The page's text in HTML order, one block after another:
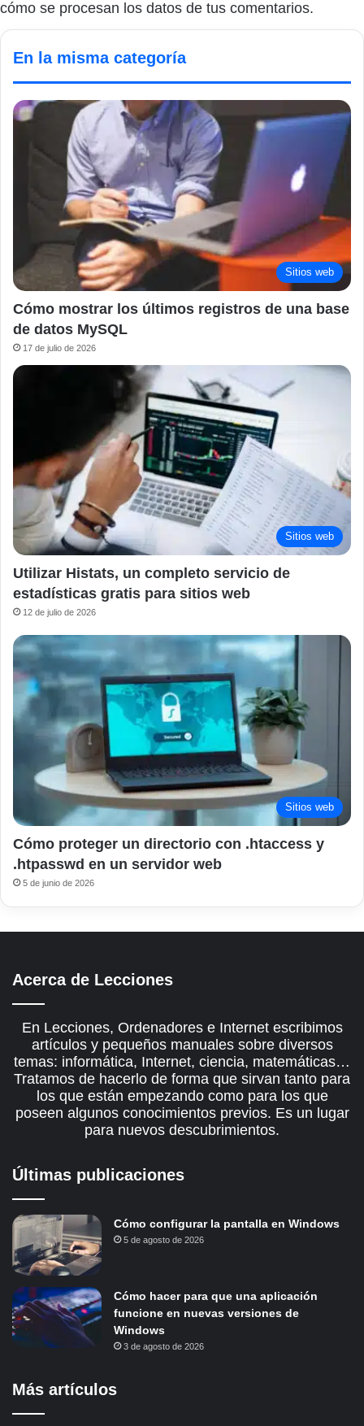
cómo se procesan los datos de tus comentarios.
En la misma categoría
Sitios web
Cómo mostrar los últimos registros de una base
de datos MySQL
17 de julio de 2026
Sitios web
Utilizar Histats, un completo servicio de
estadísticas gratis para sitios web
12 de julio de 2026
Sitios web
Cómo proteger un directorio con .htaccess y
.htpasswd en un servidor web
5 de junio de 2026
Acerca de Lecciones
En Lecciones, Ordenadores e Internet escribimos
artículos y pequeños manuales sobre diversos
temas: informática, Internet, ciencia, matemáticas…
Tratamos de hacerlo de forma que sirvan tanto para
los que están empezando como para los que
poseen algunos conocimientos previos. Es un lugar
para nuevos descubrimientos.
Últimas publicaciones
Cómo configurar la pantalla en Windows
5 de agosto de 2026
Cómo hacer para que una aplicación
funcione en nuevas versiones de
Windows
3 de agosto de 2026
Más artículos